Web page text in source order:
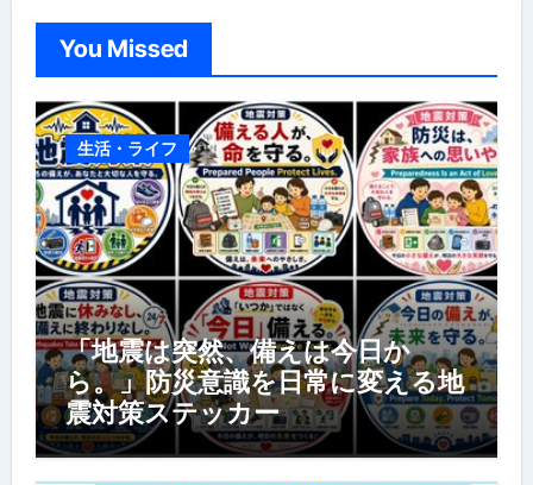
You Missed
生活・ライフ
「地震は突然、備えは今日か
ら。」防災意識を日常に変える地
震対策ステッカー